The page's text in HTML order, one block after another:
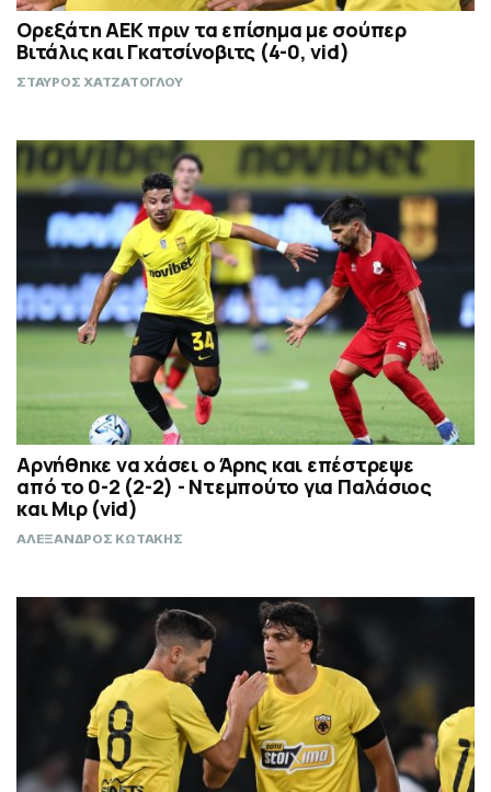
Ορεξάτη ΑΕΚ πριν τα επίσημα με σούπερ
Βιτάλις και Γκατσίνοβιτς (4-0, vid)
ΣΤΑΥΡΟΣ ΧΑΤΖΑΤΟΓΛΟΥ
Αρνήθηκε να χάσει ο Άρης και επέστρεψε
από το 0-2 (2-2) - Ντεμπούτο για Παλάσιος
και Μιρ (vid)
ΑΛΕΞΑΝΔΡΟΣ ΚΩΤΑΚΗΣ